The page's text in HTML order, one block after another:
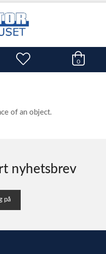
0
of an object.
nyhetsbrev
på